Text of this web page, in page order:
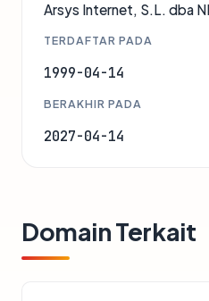
Arsys Internet, S.L. dba
TERDAFTAR PADA
1999-04-14
BERAKHIR PADA
2027-04-14
Domain Terkait